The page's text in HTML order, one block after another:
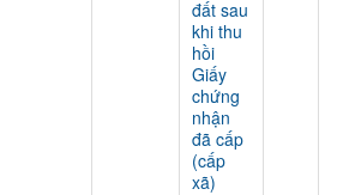
đất sau
khi thu
hồi
Giấy
chứng
nhận
đã cấp
(cấp
xã)